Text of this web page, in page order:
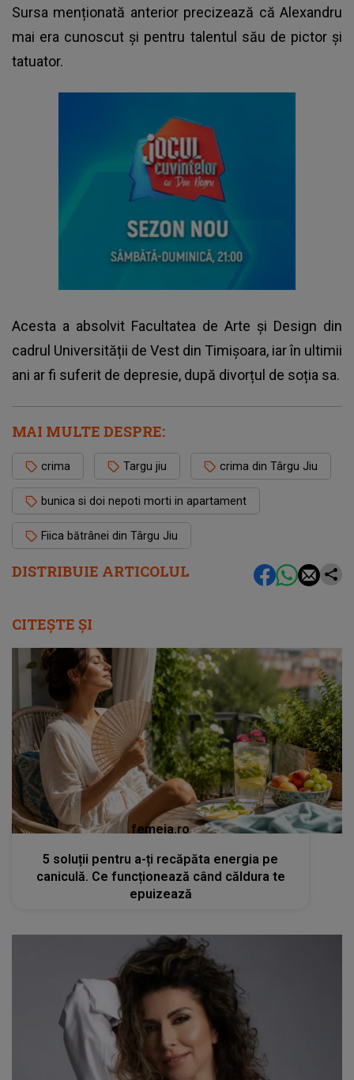
DISTRIBUIE ARTICOLUL
Sursa menționată anterior precizează că Alexandru
mai era cunoscut și pentru talentul său de pictor și
tatuator.
Acesta a absolvit Facultatea de Arte și Design din
cadrul Universității de Vest din Timișoara, iar în ultimii
ani ar fi suferit de depresie, după divorțul de soția sa.
MAI MULTE DESPRE:
crima Targu jiu crima din Târgu Jiu
bunica si doi nepoti morti in apartament
Fiica bătrânei din Târgu Jiu
CITEȘTE ȘI
femeia.ro
5 soluții pentru a-ți recăpăta energia pe
caniculă. Ce funcționează când căldura te
epuizează